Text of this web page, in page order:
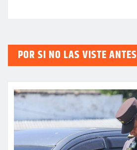
POR SI NO LAS VISTE ANTES